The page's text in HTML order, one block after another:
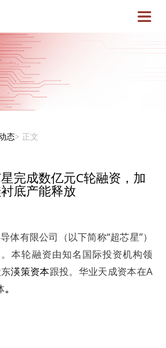
态> 正文
完成数亿元C轮融资，加
底产能释放
体有限公司（以下简称“超芯星”）
本轮融资由知名国际投资机构领
渶策资本跟投。华业天成资本在A
。